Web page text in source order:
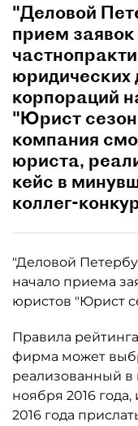
"Деловой
прием
юридических
корпораций
"Юрист
компания
юриста,
кейс в
коллег-
"Деловой
начало приема
юристов "Юрист
Правила
фирма может
реализованный в
ноября 2016
2016 года